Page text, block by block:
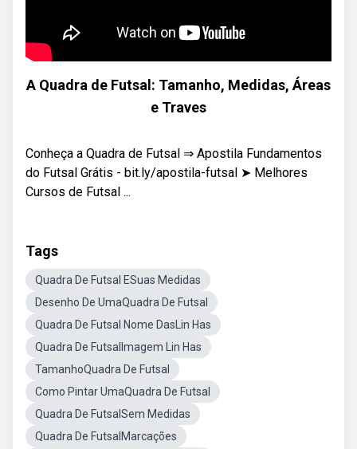
A Quadra de Futsal: Tamanho, Medidas, Áreas
e Traves
Conheça a Quadra de Futsal ⇒ Apostila Fundamentos
do Futsal Grátis - bit.ly/apostila-futsal ➤ Melhores
Cursos de Futsal ...
Tags
Quadra De Futsal ESuas Medidas
Desenho De UmaQuadra De Futsal
Quadra De Futsal Nome DasLin Has
Quadra De FutsalImagem Lin Has
TamanhoQuadra De Futsal
Como Pintar UmaQuadra De Futsal
Quadra De FutsalSem Medidas
Quadra De FutsalMarcações